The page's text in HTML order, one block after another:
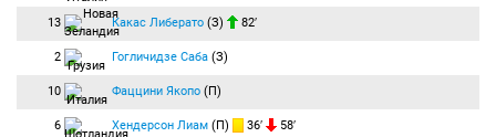
13 Какас Либерато (З) 82′
2 Гогличидзе Саба (З)
10 Фаццини Якопо (П)
6 Хендерсон Лиам (П) 36′ 58′